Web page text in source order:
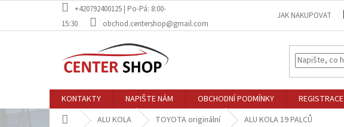
obsah
+420792400125 | Po-Pá: 8:00-
15:30
obchod.centershop@gmail.com
JAK NAKUPOVAT
KONTAKTY NAPIŠTE NÁM OBCHODNÍ PODMÍNKY REGISTRACE
Domů ALU KOLA TOYOTA originální ALU KOLA 19 PALCŮ